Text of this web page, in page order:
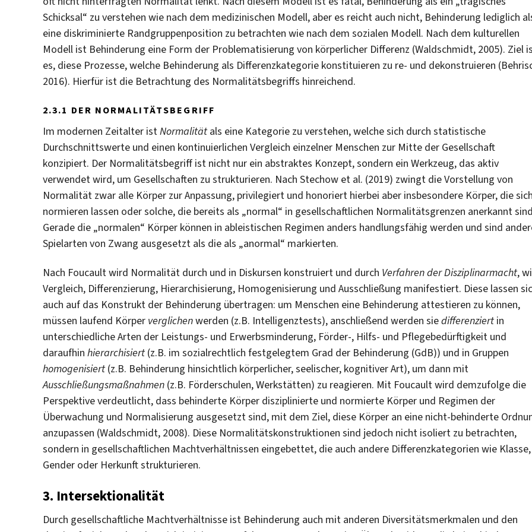
Schicksal“ zu verstehen wie nach dem medizinischen Modell, aber es reicht auch nicht, Behinderung lediglich
eine diskriminierte Randgruppenposition zu betrachten wie nach dem sozialen Modell. Nach dem kulturellen
Modell ist Behinderung eine Form der Problematisierung von körperlicher Differenz (Waldschmidt, 2005). Ziel
es, diese Prozesse, welche Behinderung als Differenzkategorie konstituieren zu re- und dekonstruieren
2016). Hierfür ist die Betrachtung des Normalitätsbegriffs hinreichend.
2.3.1 DER NORMALITÄTSBEGRIFF
Im modernen Zeitalter istNormalität als eine Kategorie zu verstehen, welche sich durch statistische
Durchschnittswerte und einen kontinuierlichen Vergleich einzelner Menschen zur Mitte der Gesellschaft
konzipiert. Der Normalitätsbegriff ist nicht nur ein abstraktes Konzept, sondern ein Werkzeug, das aktiv
verwendet wird, um Gesellschaften zu strukturieren. Nach Stechow et al. (2019) zwingt die Vorstellung von
Normalität zwar alle Körper zur Anpassung, privilegiert und honoriert hierbei aber insbesondere Körper, die
normieren lassen oder solche, die bereits als „normal“ in gesellschaftlichen Normalitätsgrenzen anerkannt
Gerade die „normalen“ Körper können in ableistischen Regimen anders handlungsfähig werden und sind
Spielarten von Zwang ausgesetzt als die als „anormal“ markierten.
Nach Foucault wird Normalität durch und in Diskursen konstruiert und durch Verfahren der Disziplinarmacht,
Vergleich, Differenzierung, Hierarchisierung, Homogenisierung und Ausschließung manifestiert. Diese lassen
auch auf das Konstrukt der Behinderung übertragen: um Menschen eine Behinderung attestieren zu können,
müssen laufend Körper verglichenwerden (z.B. Intelligenztests), anschließend werden siedifferenziert in
unterschiedliche Arten der Leistungs- und Erwerbsminderung, Förder-, Hilfs- und Pflegebedürftigkeit und
daraufhin hierarchisiert (z.B. im sozialrechtlich festgelegtem Grad der Behinderung (GdB)) und in Gruppen
homogenisiert (z.B. Behinderung hinsichtlich körperlicher, seelischer, kognitiver Art), um dann mit
Ausschließungsmaßnahmen (z.B. Förderschulen, Werkstätten) zu reagieren. Mit Foucault wird demzufolge die
Perspektive verdeutlicht, dass behinderte Körper disziplinierte und normierte Körper und Regimen der
Überwachung und Normalisierung ausgesetzt sind, mit dem Ziel, diese Körper an eine nicht-behinderte
anzupassen (Waldschmidt, 2008). Diese Normalitätskonstruktionen sind jedoch nicht isoliert zu betrachten,
sondern in gesellschaftlichen Machtverhältnissen eingebettet, die auch andere Differenzkategorien wie Klasse,
Gender oder Herkunft strukturieren.
3. Intersektionalität
Durch gesellschaftliche Machtverhältnisse ist Behinderung auch mit anderen Diversitätsmerkmalen und den